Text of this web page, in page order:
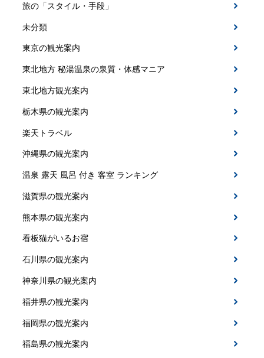
旅の「スタイル・手段」
未分類
東京の観光案内
東北地方 秘湯温泉の泉質・体感マニア
東北地方観光案内
栃木県の観光案内
楽天トラベル
沖縄県の観光案内
温泉 露天 風呂 付き 客室 ランキング
滋賀県の観光案内
熊本県の観光案内
看板猫がいるお宿
石川県の観光案内
神奈川県の観光案内
福井県の観光案内
福岡県の観光案内
福島県の観光案内